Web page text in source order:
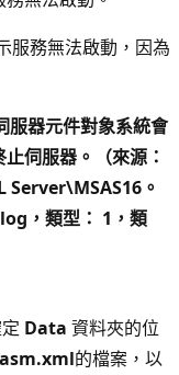
服務無法啟動，因為
器元件對象系統會
伺服器。（來源：
。
，類型： 1，類
Data 資料夾的位
的檔案，以